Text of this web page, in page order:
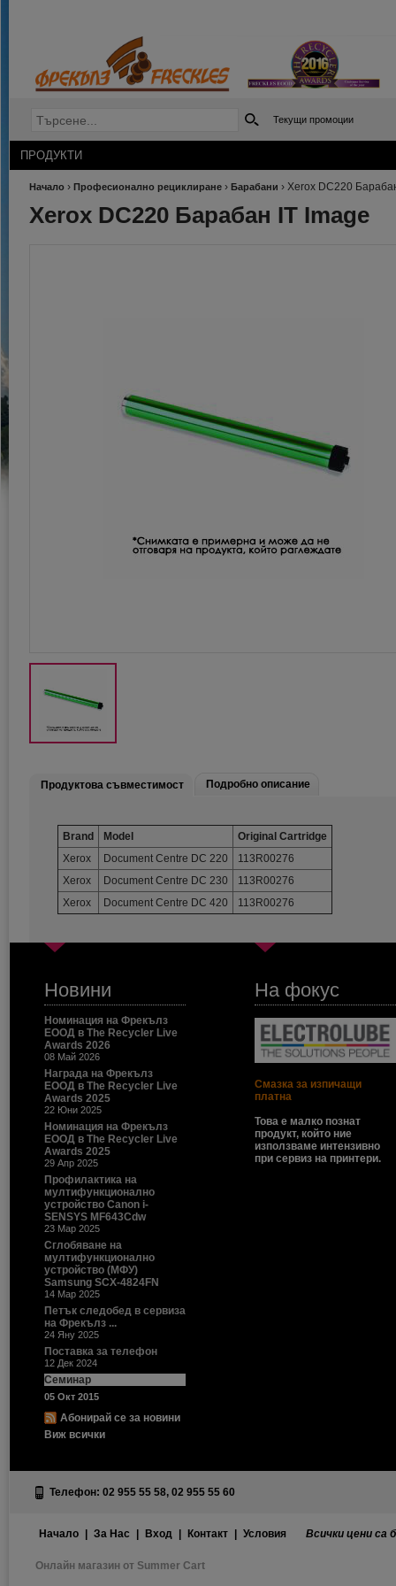
Текущи промоции
ПРОДУКТИ
Начало › Професионално рециклиране › Барабани › Xerox DC220
Xerox DC220 Барабан IT Image
Продуктова съвместимост Подробно описание
Brand Model
Original Cartridge
Xerox
Document Centre DC 220
113R00276
Xerox
Document Centre DC 230
113R00276
Xerox
Document Centre DC 420 113R00276
Новини
Номинация на Фрекълз
ЕООД в The Recycler Live
Awards 2026
08 Май 2026
Награда на Фрекълз
ЕООД в The Recycler Live
Awards 2025
22 Юни 2025
Номинация на Фрекълз
ЕООД в The Recycler Live
Awards 2025
29 Апр 2025
Профилактика на
мултифункционално
устройство Canon i-
SENSYS MF643Cdw
23 Мар 2025
Сглобяване на
мултифункционално
устройство (МФУ)
Samsung SCX-4824FN
14 Мар 2025
Петък следобед в сервиза
на Фрекълз ...
24 Яну 2025
Поставка за телефон
12 Дек 2024
Семинар
05 Окт 2015
Абонирай се за новини
Виж всички
На фокус
Смазка за изпичащи
платна
Това е малко познат
продукт, който ние
използваме интензивно
при сервиз на принтери.
Телефон: 02 955 55 58, 02 955 55 60
Начало За Нас Вход Контакт Условия Всички цени са
Онлайн магазин от Summer Cart